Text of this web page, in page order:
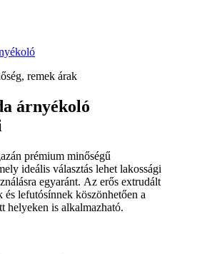
remek árak
árnyékoló
prémium minőségű
ideális választás lehet lakossági
egyaránt. Az erős extrudált
lefutósínnek köszönhetően a
helyeken is alkalmazható.